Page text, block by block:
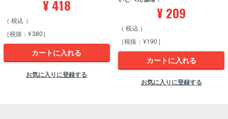
¥418
税込
［税抜：¥380］
カートに入れる
お気に入りに登録する
¥209
税込
［税抜：¥190］
カートに入れる
お気に入りに登録する